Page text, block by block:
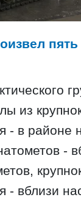
из
- в районе
-
- вблизи